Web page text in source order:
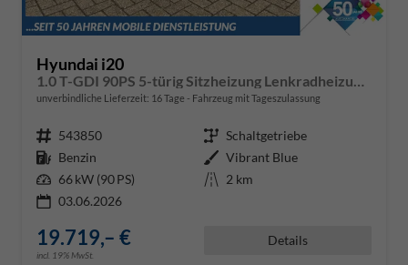
Hyundai i20
unverbindliche Lieferzeit: 16 Tage Fahrzeug mit Tageszulassung
Fahrzeugnr. 543850 Getriebe Schaltgetriebe
Kraftstoff Benzin Außenfarbe Vibrant Blue
Leistung 66 kW (90 PS) Kilometerstand 2 km
03.06.2026
19.719,– €
incl. 19% MwSt.
Details